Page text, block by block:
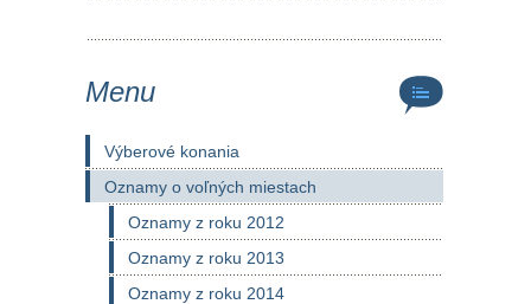
Menu
Výberové konania
Oznamy o voľných miestach
Oznamy z roku 2012
Oznamy z roku 2013
Oznamy z roku 2014